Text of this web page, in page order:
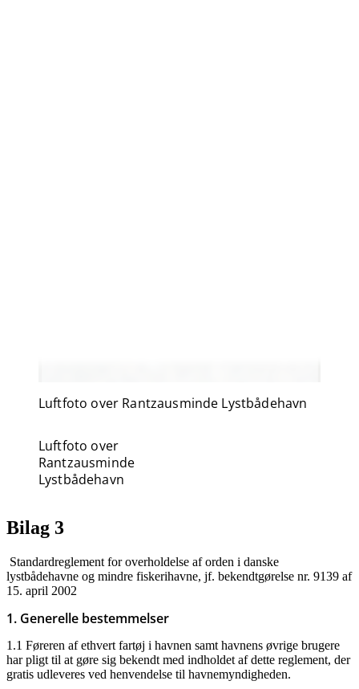
Luftfoto over Rantzausminde Lystbådehavn
Luftfoto over
Rantzausminde
Lystbådehavn
Bilag 3
Standardreglement for overholdelse af orden i danske
lystbådehavne og mindre fiskerihavne, jf. bekendtgørelse nr. 9139 af
15. april 2002
1. Generelle bestemmelser
1.1 Føreren af ethvert fartøj i havnen samt havnens øvrige brugere
har pligt til at gøre sig bekendt med indholdet af dette reglement, der
gratis udleveres ved henvendelse til havnemyndigheden.